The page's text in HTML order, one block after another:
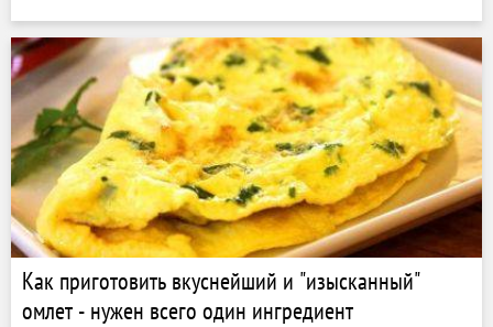
Как приготовить вкуснейший и "изысканный"
омлет - нужен всего один ингредиент